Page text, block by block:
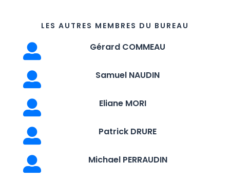
LES AUTRES MEMBRES DU BUREAU
 Gérard COMMEAU
 Samuel NAUDIN
 Eliane MORI
 Patrick DRURE
 Michael PERRAUDIN